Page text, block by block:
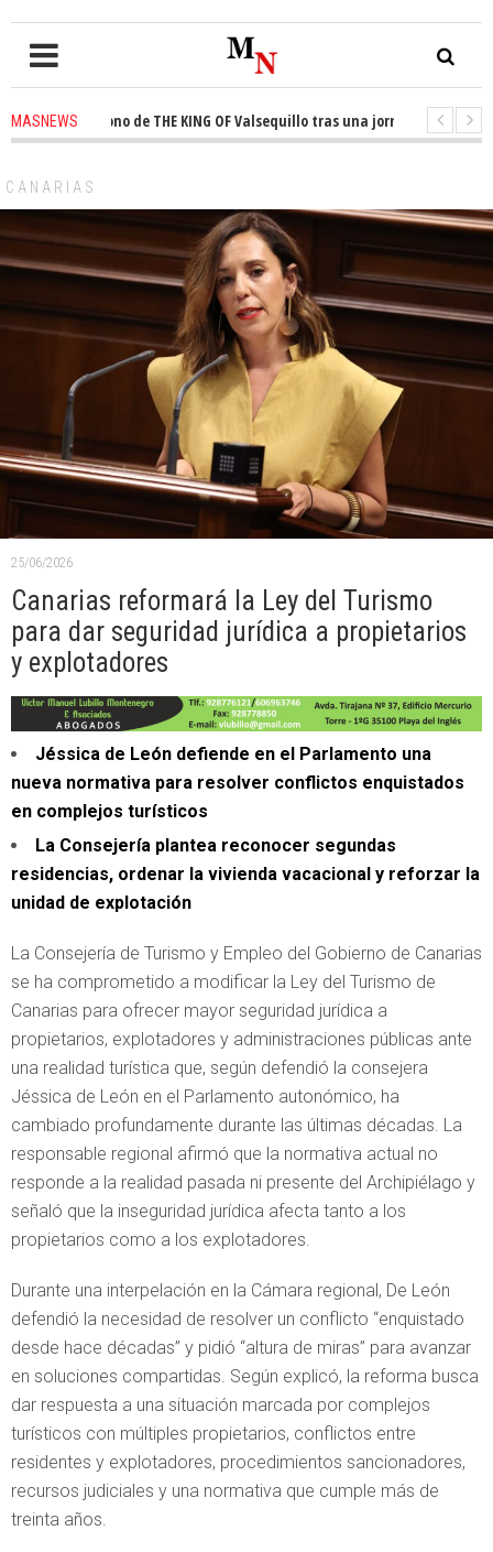
MASNEWS
el trono de THE KING OF Valsequillo tras una jornada de baloncesto
CANARIAS
25/06/2026
Canarias reformará la Ley del Turismo
para dar seguridad jurídica a propietarios
y explotadores
Jéssica de León defiende en el Parlamento una
nueva normativa para resolver conflictos enquistados
en complejos turísticos
La Consejería plantea reconocer segundas
residencias, ordenar la vivienda vacacional y reforzar la
unidad de explotación
La Consejería de Turismo y Empleo del Gobierno de Canarias
se ha comprometido a modificar la Ley del Turismo de
Canarias para ofrecer mayor seguridad jurídica a
propietarios, explotadores y administraciones públicas ante
una realidad turística que, según defendió la consejera
Jéssica de León en el Parlamento autonómico, ha
cambiado profundamente durante las últimas décadas. La
responsable regional afirmó que la normativa actual no
responde a la realidad pasada ni presente del Archipiélago y
señaló que la inseguridad jurídica afecta tanto a los
propietarios como a los explotadores.
Durante una interpelación en la Cámara regional, De León
defendió la necesidad de resolver un conflicto “enquistado
desde hace décadas” y pidió “altura de miras” para avanzar
en soluciones compartidas. Según explicó, la reforma busca
dar respuesta a una situación marcada por complejos
turísticos con múltiples propietarios, conflictos entre
residentes y explotadores, procedimientos sancionadores,
recursos judiciales y una normativa que cumple más de
treinta años.